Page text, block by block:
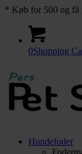
* Køb for 500 og få
0Shopping
Hundefoder